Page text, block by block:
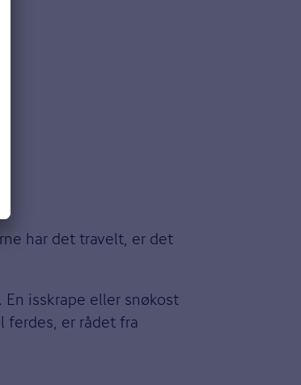
har det travelt, er det
isskrape eller snøkost
ferdes, er rådet fra